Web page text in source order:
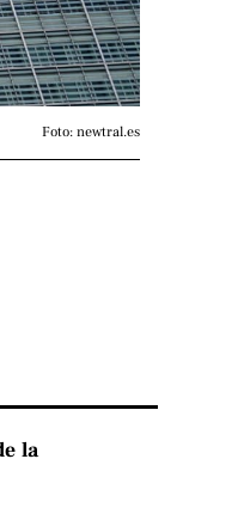
Foto: newtral.es
la